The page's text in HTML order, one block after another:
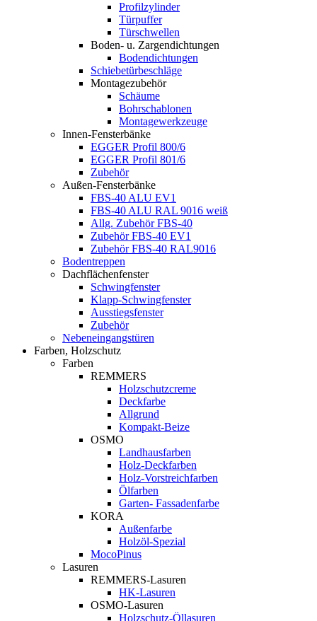
Profilzylinder
Türpuffer
Türschwellen
Boden- u. Zargendichtungen
Bodendichtungen
Schiebetürbeschläge
Montagezubehör
Schäume
Bohrschablonen
Montagewerkzeuge
Innen-Fensterbänke
EGGER Profil 800/6
EGGER Profil 801/6
Zubehör
Außen-Fensterbänke
FBS-40 ALU EV1
FBS-40 ALU RAL 9016 weiß
Allg. Zubehör FBS-40
Zubehör FBS-40 EV1
Zubehör FBS-40 RAL9016
Bodentreppen
Dachflächenfenster
Schwingfenster
Klapp-Schwingfenster
Ausstiegsfenster
Zubehör
Nebeneingangstüren
Farben, Holzschutz
Farben
REMMERS
Holzschutzcreme
Deckfarbe
Allgrund
Kompakt-Beize
OSMO
Landhausfarben
Holz-Deckfarben
Holz-Vorstreichfarben
Ölfarben
Garten- Fassadenfarbe
KORA
Außenfarbe
Holzöl-Spezial
MocoPinus
Lasuren
REMMERS-Lasuren
HK-Lasuren
OSMO-Lasuren
Holzschutz-Öllasuren